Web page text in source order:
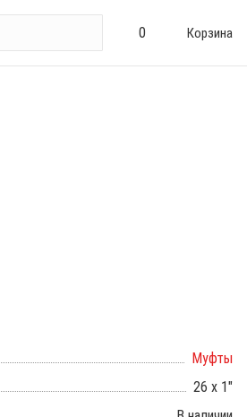
0 Корзина
Муфты
26 х 1"